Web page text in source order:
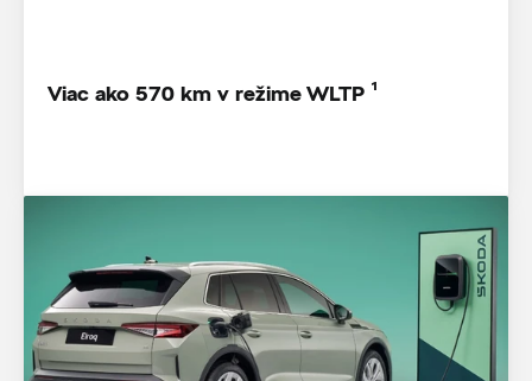
Viac ako 570 km v režime WLTP ¹